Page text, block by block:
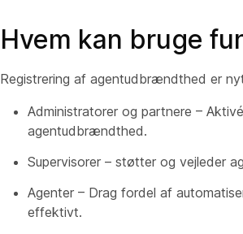
Hvem kan bruge
Registrering af agentudbrændthed er
Administratorer og partnere –
agentudbrændthed.
Supervisorer – støtter og vejleder
Agenter – Drag fordel af
effektivt.